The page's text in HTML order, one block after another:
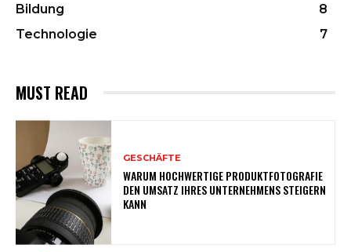
Bildung
8
Technologie
7
MUST READ
GESCHÄFTE
WARUM HOCHWERTIGE PRODUKTFOTOGRAFIE
DEN UMSATZ IHRES UNTERNEHMENS STEIGERN
KANN